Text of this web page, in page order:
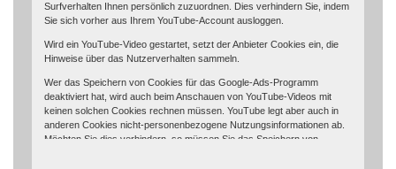
Surfverhalten Ihnen persönlich zuzuordnen. Dies verhindern Sie, indem
Sie sich vorher aus Ihrem YouTube-Account ausloggen.
Wird ein YouTube-Video gestartet, setzt der Anbieter Cookies ein, die
Hinweise über das Nutzerverhalten sammeln.
Wer das Speichern von Cookies für das Google-Ads-Programm
deaktiviert hat, wird auch beim Anschauen von YouTube-Videos mit
keinen solchen Cookies rechnen müssen. YouTube legt aber auch in
anderen Cookies nicht-personenbezogene Nutzungsinformationen ab.
Möchten Sie dies verhindern, so müssen Sie das Speichern von